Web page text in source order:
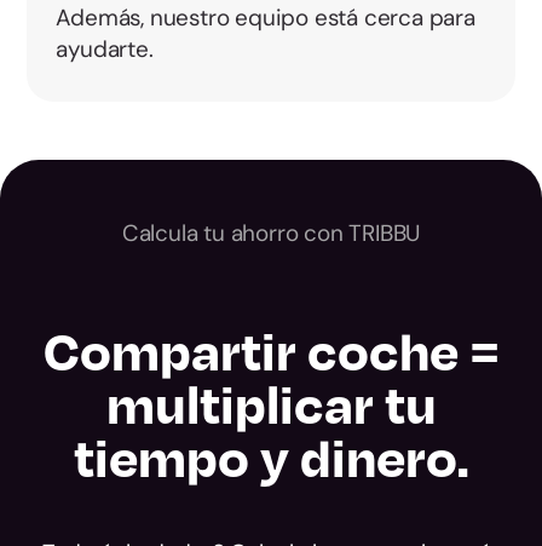
Además, nuestro equipo está cerca para
ayudarte.
Calcula tu ahorro con TRIBBU
Compartir coche =
multiplicar tu
tiempo y dinero.